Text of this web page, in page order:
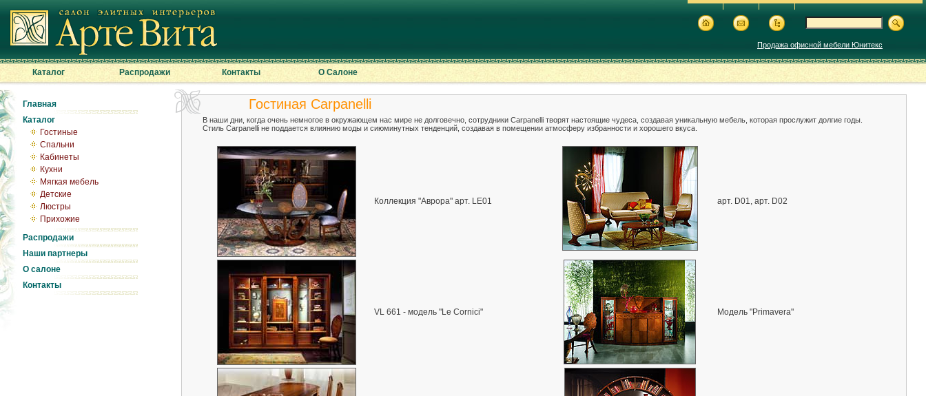
Продажа офисной мебели Юнитекс
Каталог Распродажи Контакты О Салоне
Главная
Каталог
Гостиные
Спальни
Кабинеты
Кухни
Мягкая мебель
Детские
Люстры
Прихожие
Распродажи
Наши партнеры
О салоне
Контакты
Гостиная Carpanelli
В наши дни, когда очень немногое в окружающем нас мире не долговечно, сотрудники Carpanelli творят настоящие чудеса, создавая уникальную мебель, которая прослужит долгие годы.
Стиль Carpanelli не поддается влиянию моды и сиюминутных тенденций, создавая в помещении атмосферу избранности и хорошего вкуса.
Коллекция "Аврора" арт. LE01 арт. D01, арт. D02
VL 661 - модель "Le Cornici" Модель "Primavera"